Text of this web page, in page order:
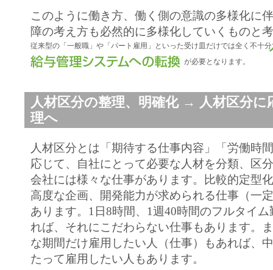
このように働き方、働く側の意識の多様化に
障の考え方も必然的に多様化していくものと
従来型の「一般職」や「パート雇用」といった受け皿だけでは全く不十
が必要となります。
人材区分の整理、明確化 → 人材区分に
理へ
人材区分とは「期待する仕事内容」「労働時
応じて、自社にとって必要な人材を分類、区
会社には様々な仕事があります。比較的定型
高度な企画、開発能力が求められる仕事（一
あります。1日8時間、1週40時間のフルタイ
れば、それにこだわらない仕事もあります。
な期間だけ雇用したい人（仕事）もあれば、
たって雇用したい人もあります。